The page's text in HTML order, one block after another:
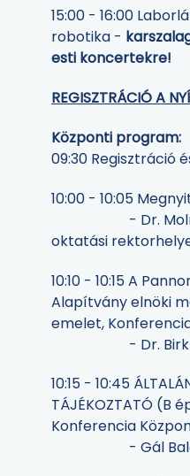
15:00 - 16:00
robotika -
esti koncertekre!
REGISZTRÁCIÓ A
Központi program:
09:30 Regisztráció
10:00 - 10:05
- Dr.
oktatási
10:10 - 10:15 A
Alapítvány elnöki
emelet,
- Dr. Birkner
10:15 - 10:45
TÁJÉKOZTATÓ (B
Konferencia
- Gál Balázs,